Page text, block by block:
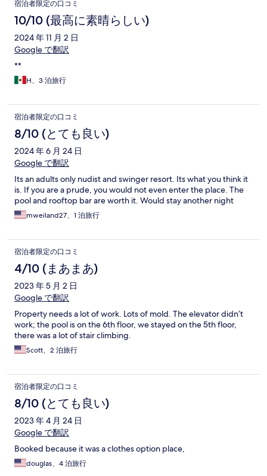
宿泊者限定の口コミ
10/10 (最高に素晴らしい)
2024 年 11 月 2 日
Google で翻訳
**
H、3 泊旅行
宿泊者限定の口コミ
8/10 (とても良い)
2024 年 6 月 24 日
Google で翻訳
Its an adults only nudist and swinger resort. Its what you think it
is. If you are a prude, you would not even enter the place. The
pool and rooftop bar are worth it. Would stay another night
mweiland27、1 泊旅行
宿泊者限定の口コミ
4/10 (まあまあ)
2023 年 5 月 2 日
Google で翻訳
Property needs a lot of work. Lots of mold. The elevator didn’t
work; the pool is on the 6th floor, we stayed on the 5th floor,
there was a lot of stair climbing.
Scott、2 泊旅行
宿泊者限定の口コミ
8/10 (とても良い)
2023 年 4 月 24 日
Google で翻訳
Booked because it was a clothes option place,
douglas、4 泊旅行